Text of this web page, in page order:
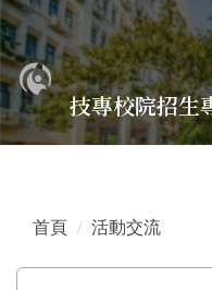
區
塊
技專校院招生
首頁 活動交流